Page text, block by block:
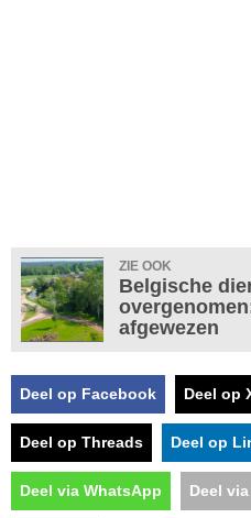
ZIE OOK
Belgische
afgewezen
Deel op Facebook Deel op
Deel op Threads Deel op
Deel via WhatsApp Deel